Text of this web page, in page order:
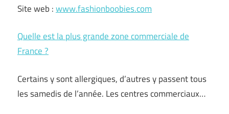
Site web :www.fashionboobies.com
Quelle est la plus grande zone commerciale de
France ?
Certains y sont allergiques, d’autres y passent tous
les samedis de l’année. Les centres commerciaux…